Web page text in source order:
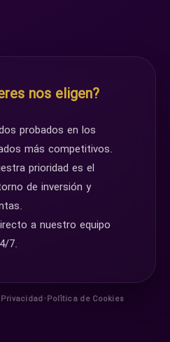
nos eligen?
probados en los
más competitivos.
prioridad es el
de inversión y
a nuestro equipo
7.
•Política de Cookies